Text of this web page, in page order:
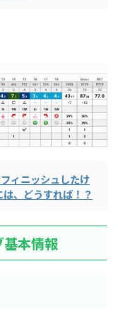
ィニッシュしたけ
、どうすれば！？
本情報